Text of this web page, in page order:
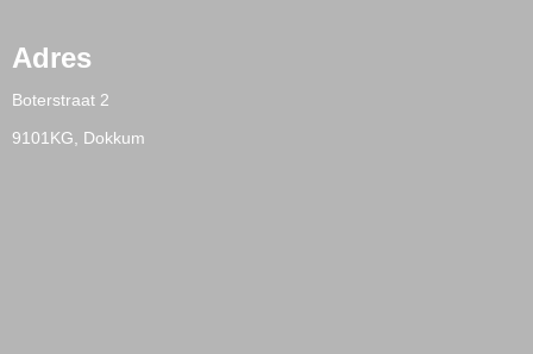
Adres
Boterstraat 2
9101KG, Dokkum